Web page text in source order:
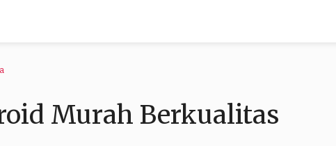
Murah Berkualitas